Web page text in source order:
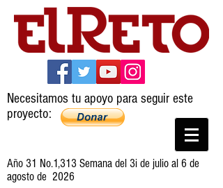
Necesitamos tu apoyo para seguir este
proyecto:
Año 31 No.1,313 Semana del 3i de julio al 6 de
agosto de 2026